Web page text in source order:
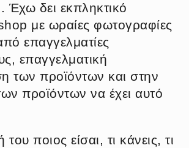
Έχω δει εκπληκτικό
με ωραίες φωτογραφίες
επαγγελματίες
επαγγελματική
των προϊόντων και στην
προϊόντων να έχει αυτό
ποιος είσαι, τι κάνεις, τι